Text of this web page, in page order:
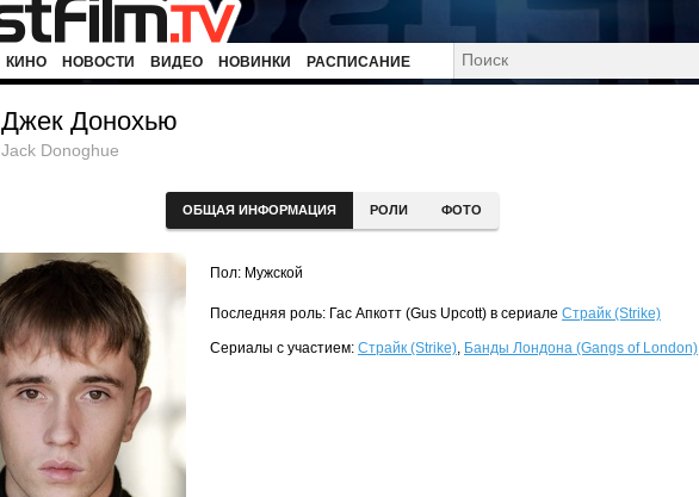
КИНО НОВОСТИ ВИДЕО НОВИНКИ РАСПИСАНИЕ
Джек Донохью
Jack Donoghue
ОБЩАЯ ИНФОРМАЦИЯ РОЛИ ФОТО
Пол: Мужской
Последняя роль: Гас Апкотт (Gus Upcott) в сериале Страйк (Strike)
Сериалы с участием: Страйк (Strike), Банды Лондона (Gangs of London)